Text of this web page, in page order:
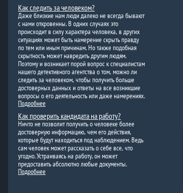
Как следить за человеком?
Даже близкие нам люди далеко не всегда бывают
с нами откровенны. В одних случаях это
происходит в силу характера человека, в других
ситуациях может быть намерение скрыть правду
по тем или иным причинам. Но также подобная
скрытность может навредить другим людям.
Поэтому и возникает порой вопрос к специалистам
нашего детективного агентства о том, можно ли
следить за человеком, чтобы получить больше
достоверных данных и ответы на все возникшие
вопросы о его деятельность или даже намерениях.
Подробнее
Как проверить кандидата на работу?
Ничто не позволит получить о человеке более
достоверную информацию, чем его действия,
которые будут находиться под наблюдением. Ведь
сам человек может рассказать о себе все, что
угодно. Устраиваясь на работу, он может
предоставить абсолютно любые документы.
Подробнее